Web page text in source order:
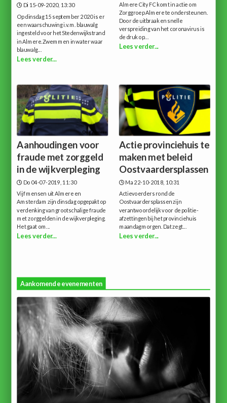
Di 15-09-2020, 13:30
Op dinsdag 15 september 2020 is er
een waarschuwing i.v.m. blauwalg
ingesteld voor het Stedenwijkstrand
in Almere.Zwemmen in water waar
blauwalg...
Lees verder...
Almere City FC komt in actie om
Zorggroep Almere te ondersteunen.
Door de uitbraak en snelle
verspreiding van het coronavirus is
de druk op...
Lees verder...
Aanhoudingen voor
fraude met zorggeld
in de wijkverpleging
Do 04-07-2019, 11:30
Vijf mensen uit Almere en
Amsterdam zijn dinsdag opgepakt op
verdenking van grootschalige fraude
met zorggelden in de wijkverpleging.
Het gaat om...
Lees verder...
Actie provinciehuis te
maken met beleid
Oostvaardersplassen
Ma 22-10-2018, 10:31
Actievoerders rond de
Oostvaardersplassen zijn
verantwoordelijk voor de politie-
afzettingen bij het provinciehuis
maandagmorgen. Dat zegt...
Lees verder...
Aankomende evenementen